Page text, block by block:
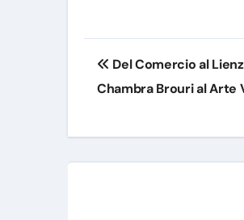
Navegación
de
Del Comercio al
Chambra Brouri al Arte